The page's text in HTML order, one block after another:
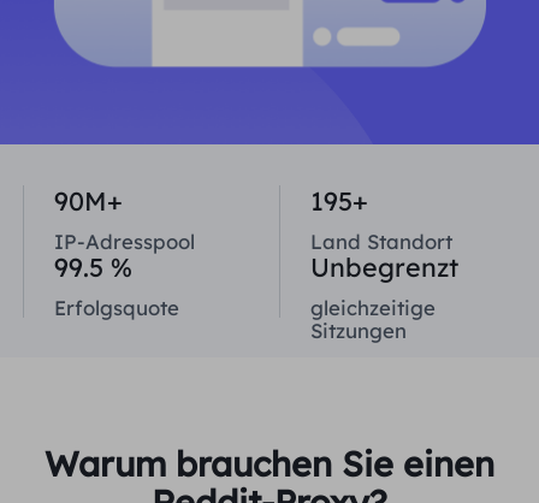
Web Scraping und Crawling
Benutzerhandbuch
Weitere Integrationen
Indonesia
Русский
Português
Wohnimmobilien $0/GB
Einloggen Melden Sie sich an
90M+
IP-Adresspool
195+
Land Standort
99.5 %
Erfolgsquote
Unbegrenzt
gleichzeitige
Sitzungen
Warum brauchen Sie einen